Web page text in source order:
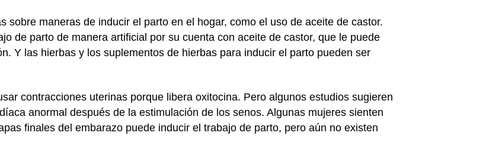
sobre maneras de inducir el parto en el hogar, como el uso de aceite de castor.
de parto de manera artificial por su cuenta con aceite de castor, que le puede
Y las hierbas y los suplementos de hierbas para inducir el parto pueden ser
contracciones uterinas porque libera oxitocina. Pero algunos estudios sugieren
anormal después de la estimulación de los senos. Algunas mujeres sienten
finales del embarazo puede inducir el trabajo de parto, pero aún no existen